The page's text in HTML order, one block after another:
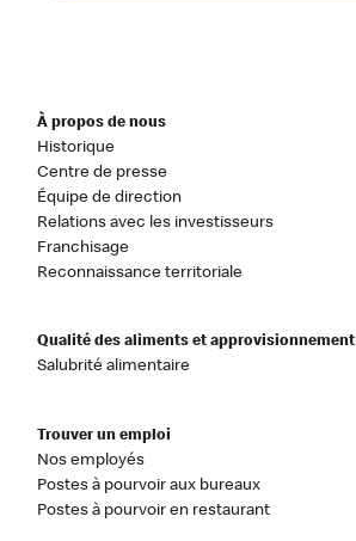
À propos de nous
Historique
Centre de presse
Équipe de direction
Relations avec les investisseurs
Franchisage
Reconnaissance territoriale
Qualité des aliments et approvisionnement
Salubrité alimentaire
Trouver un emploi
Nos employés
Postes à pourvoir aux bureaux
Postes à pourvoir en restaurant